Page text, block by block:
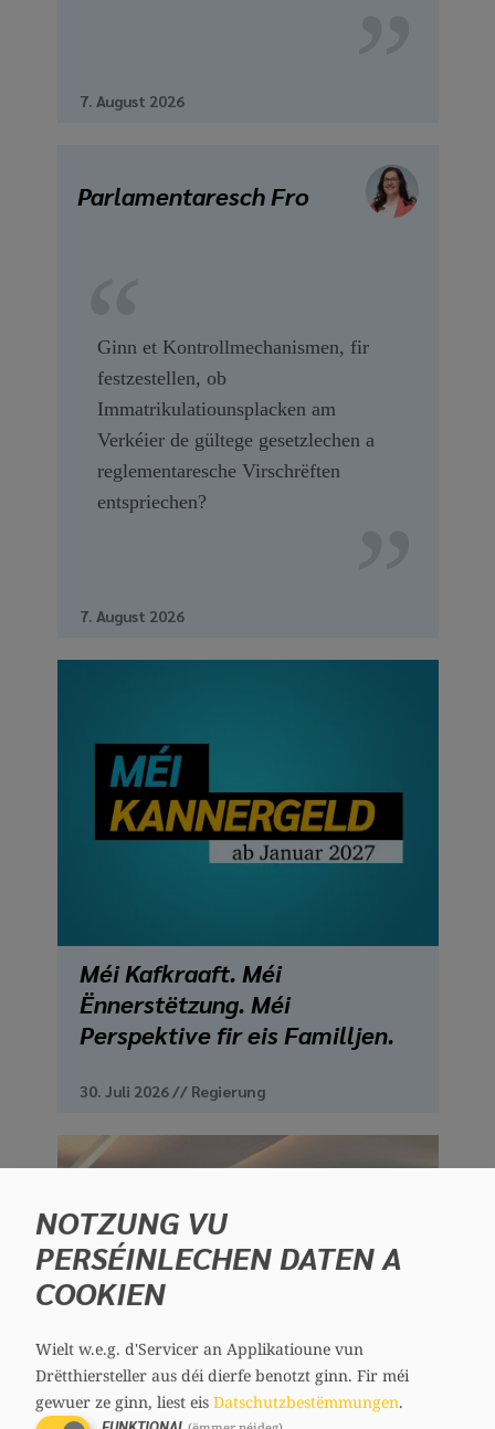
7. August 2026
Parlamentaresch Fro
Ginn et Kontrollmechanismen, fir
festzestellen, ob
Immatrikulatiounsplacken am
Verkéier de gültege gesetzlechen a
reglementaresche Virschrëften
entspriechen?
7. August 2026
Méi Kafkraaft. Méi
Ënnerstëtzung. Méi
Perspektive fir eis Familljen.
30. Juli 2026 // Regierung
NOTZUNG VU
PERSÉINLECHEN DATEN A
COOKIEN
Wielt w.e.g. d'Servicer an Applikatioune vun
Drëtthiersteller aus déi dierfe benotzt ginn. Fir méi
gewuer ze ginn, liest eis Datschutzbestëmmungen.